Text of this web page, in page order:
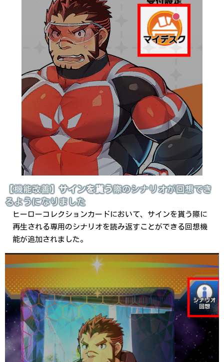
【機能改善】サインを貰う際のシナリオが回想でき
るようになりました
ヒーローコレクションカードにおいて、サインを貰う際に
再生される専用のシナリオを読み返すことができる回想機
能が追加されました。